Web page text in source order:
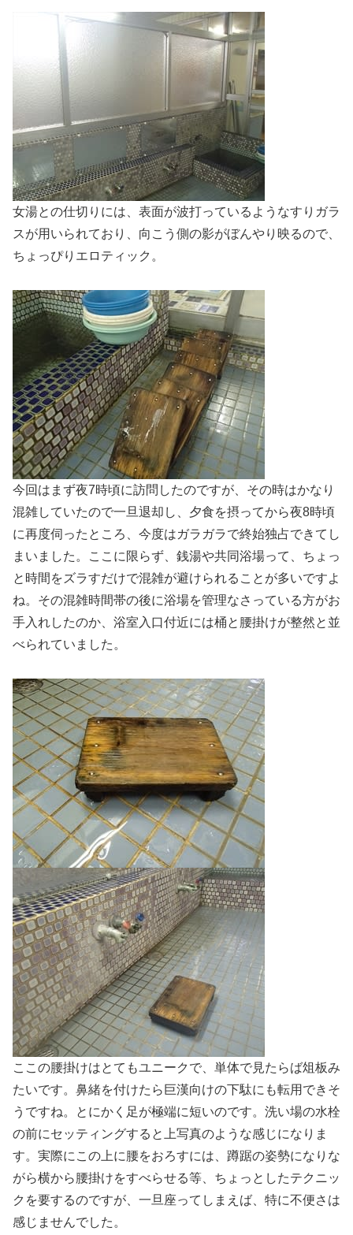
女湯との仕切りには、表面が波打っているようなすりガラ
スが用いられており、向こう側の影がぼんやり映るので、
ちょっぴりエロティック。
今回はまず夜7時頃に訪問したのですが、その時はかなり
混雑していたので一旦退却し、夕食を摂ってから夜8時頃
に再度伺ったところ、今度はガラガラで終始独占できてし
まいました。ここに限らず、銭湯や共同浴場って、ちょっ
と時間をズラすだけで混雑が避けられることが多いですよ
ね。その混雑時間帯の後に浴場を管理なさっている方がお
手入れしたのか、浴室入口付近には桶と腰掛けが整然と並
べられていました。
ここの腰掛けはとてもユニークで、単体で見たらば俎板み
たいです。鼻緒を付けたら巨漢向けの下駄にも転用できそ
うですね。とにかく足が極端に短いのです。洗い場の水栓
の前にセッティングすると上写真のような感じになりま
す。実際にこの上に腰をおろすには、蹲踞の姿勢になりな
がら横から腰掛けをすべらせる等、ちょっとしたテクニッ
クを要するのですが、一旦座ってしまえば、特に不便さは
感じませんでした。